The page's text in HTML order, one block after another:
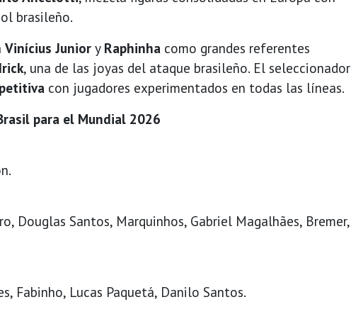
brasileño.
Vinícius Junior y Raphinha como grandes referentes
, una de las joyas del ataque brasileño. El seleccionador
con jugadores experimentados en todas las líneas.
para el Mundial 2026
Douglas Santos, Marquinhos, Gabriel Magalhães, Bremer,
Fabinho, Lucas Paquetá, Danilo Santos.